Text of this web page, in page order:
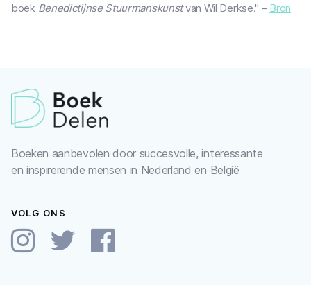
boek Benedictijnse Stuurmanskunstvan Wil Derkse." – Bron
Boeken aanbevolen door succesvolle, interessante
en inspirerende mensen in Nederland en België
VOLG ONS